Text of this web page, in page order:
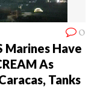
0
Marines Have
As
Tanks